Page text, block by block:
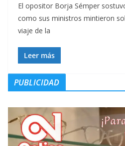
El opositor Borja Sémper
como sus ministros mintieron
viaje de la
Leer más
PUBLICIDAD